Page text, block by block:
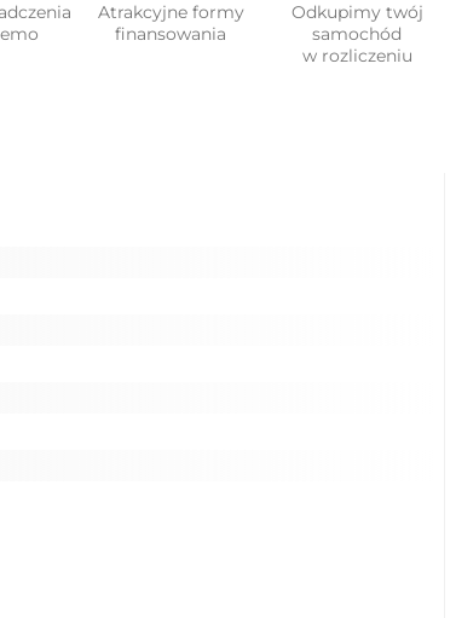
Atrakcyjne formy
finansowania
Odkupimy twój
samochód
w rozliczeniu